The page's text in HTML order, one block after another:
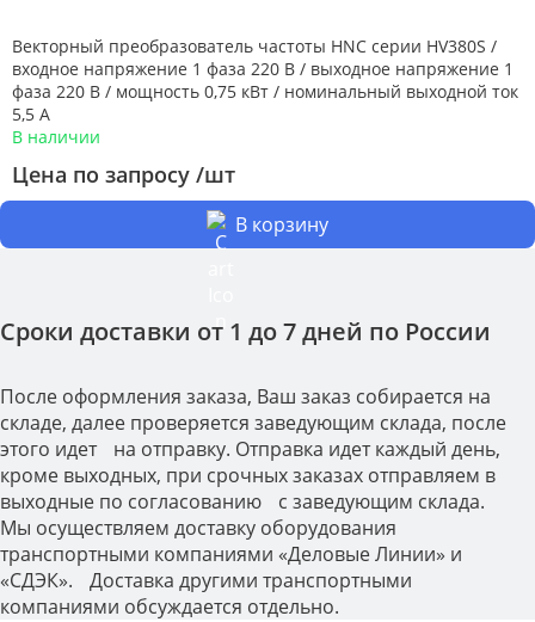
Векторный преобразователь частоты HNC серии HV380S /
входное напряжение 1 фаза 220 В / выходное напряжение 1
фаза 220 В / мощность 0,75 кВт / номинальный выходной ток
5,5 А
В наличии
Цена по запросу /шт
В корзину
Сроки доставки от 1 до 7 дней по России
После оформления заказа, Ваш заказ собирается на
складе, далее проверяется заведующим склада, после
этого идет на отправку. Отправка идет каждый день,
кроме выходных, при срочных заказах отправляем в
выходные по согласованию с заведующим склада.
Мы осуществляем доставку оборудования
транспортными компаниями «Деловые Линии» и
«СДЭК». Доставка другими транспортными
компаниями обсуждается отдельно.